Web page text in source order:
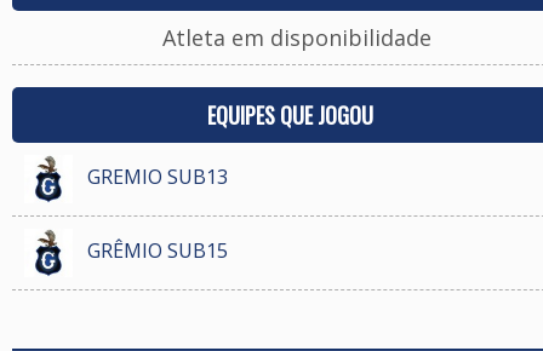
Atleta em disponibilidade
EQUIPES QUE JOGOU
GREMIO SUB13
GRÊMIO SUB15